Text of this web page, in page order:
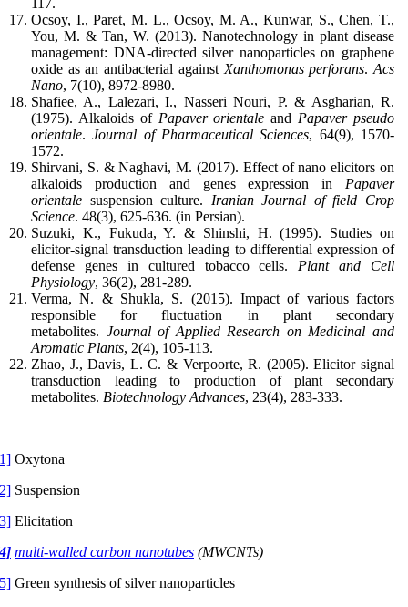
117.
Ocsoy, I., Paret, M. L., Ocsoy, M. A., Kunwar, S., Chen, T.,
You, M. & Tan, W. (2013). Nanotechnology in plant disease
management: DNA-directed silver nanoparticles on graphene
oxide as an antibacterial against Xanthomonas perforans.Acs
Nano, 7(10), 8972-8980.
Shafiee, A., Lalezari, I., Nasseri Nouri, P. & Asgharian, R.
(1975). Alkaloids of Papaver orientale and Papaver pseudo
orientale.Journal of Pharmaceutical Sciences, 64(9), 1570-
1572.
Shirvani, S. & Naghavi, M. (2017). Effect of nano elicitors on
alkaloids production and genes expression in Papaver
orientale suspension culture. Iranian Journal of field Crop
Science. 48(3), 625-636. (in Persian).
Suzuki, K., Fukuda, Y. & Shinshi, H. (1995). Studies on
elicitor-signal transduction leading to differential expression of
defense genes in cultured tobacco cells. Plant and Cell
Physiology, 36(2), 281-289.
Verma, N. & Shukla, S. (2015). Impact of various factors
responsible for fluctuation in plant secondary
metabolites. Journal of Applied Research on Medicinal and
Aromatic Plants, 2(4), 105-113.
Zhao, J., Davis, L. C. & Verpoorte, R. (2005). Elicitor signal
transduction leading to production of plant secondary
metabolites. Biotechnology Advances, 23(4), 283-333.
Oxytona
Suspension
Elicitation
multi-walled carbon nanotubes (MWCNTs)
Green synthesis of silver nanoparticles